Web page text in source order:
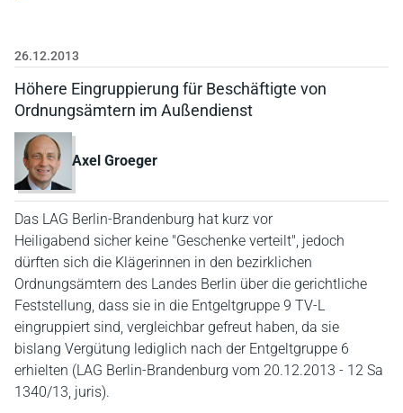
26.12.2013
Höhere Eingruppierung für Beschäftigte von
Ordnungsämtern im Außendienst
Axel Groeger
Das LAG Berlin-Brandenburg hat kurz vor
Heiligabend sicher keine "Geschenke verteilt", jedoch
dürften sich die Klägerinnen in den bezirklichen
Ordnungsämtern des Landes Berlin über die gerichtliche
Feststellung, dass sie in die Entgeltgruppe 9 TV-L
eingruppiert sind, vergleichbar gefreut haben, da sie
bislang Vergütung lediglich nach der Entgeltgruppe 6
erhielten (LAG Berlin-Brandenburg vom 20.12.2013 - 12 Sa
1340/13, juris).